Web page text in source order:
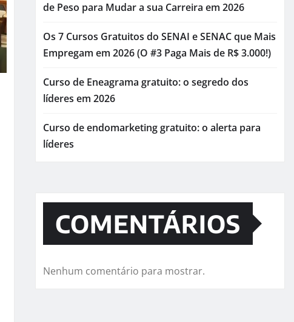
de Peso para Mudar a sua Carreira em 2026
Os 7 Cursos Gratuitos do SENAI e SENAC que Mais
Empregam em 2026 (O #3 Paga Mais de R$ 3.000!)
Curso de Eneagrama gratuito: o segredo dos
líderes em 2026
Curso de endomarketing gratuito: o alerta para
líderes
COMENTÁRIOS
Nenhum comentário para mostrar.